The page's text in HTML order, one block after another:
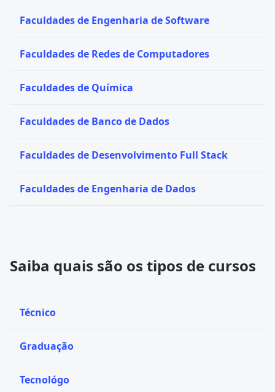
Faculdades de Engenharia de Software
Faculdades de Redes de Computadores
Faculdades de Química
Faculdades de Banco de Dados
Faculdades de Desenvolvimento Full Stack
Faculdades de Engenharia de Dados
Saiba quais são os tipos de cursos
Técnico
Graduação
Tecnológo